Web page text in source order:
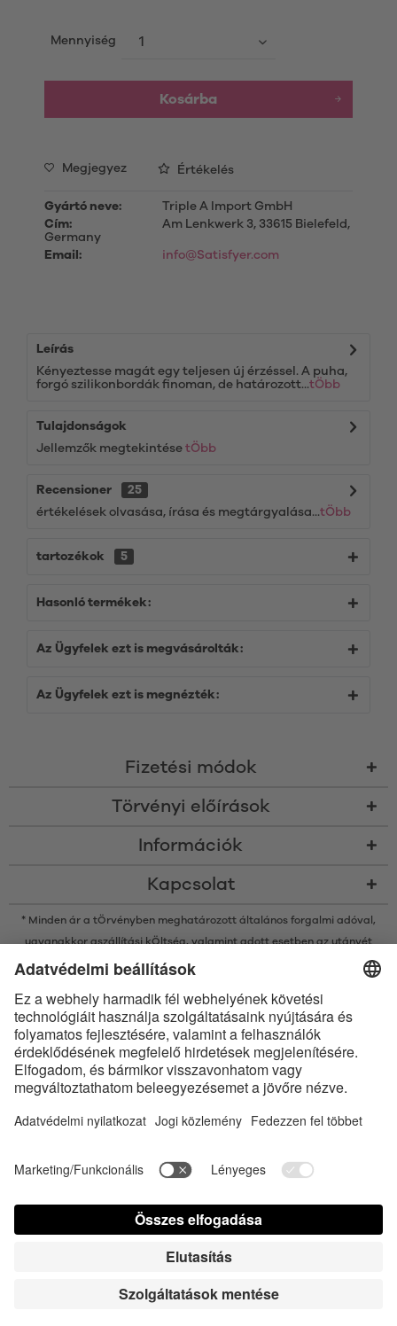
Mennyiség
Kosárba
Megjegyez Értékelés
Gyártó neve:
Triple A Import GmbH
Cím:
Am Lenkwerk 3, 33615 Bielefeld,
Germany
Email:
info@Satisfyer.com
Leírás
Kényeztesse magát egy teljesen új érzéssel. A puha,
forgó szilikonbordák finoman, de határozott...tÖbb
Tulajdonságok
Jellemzők megtekintése tÖbb
Recensioner
25
értékelések olvasása, írása és megtárgyalása...tÖbb
tartozékok 5
Hasonló termékek:
Az Ügyfelek ezt is megvásárolták:
Az Ügyfelek ezt is megnézték:
Fizetési módok
Törvényi előírások
Információk
Kapcsolat
* Minden ár a tÖrvényben meghatározott általános forgalmi adóval,
ugyanakkor aszállítási kÖltség, valamint adott esetben az utánvét
kÖltsége nélkÜl értendő, amennyiben nincsen máshogy leírva
az Satisfyer GmbH az ilyen védjegyeket mindenkor licenc alatt
használja.
Az Apple, az Apple logó és az Apple Watch az Apple Inc. védjegyei. A
Google Play és a Google Play logó a Google LLC védjegyei.
Contact us today Süti beállítások
Kezelési útmutató Kapcsolat Sajtó bejelentkezés